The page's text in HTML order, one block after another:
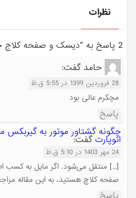
نظرات
2 پاسخ به “دیسک و صفحه کلاج چیست”
حامد گفت:
28 فروردین 1399 در 5:55 ق.ظ
مچکرم عالی بود
پاسخ
چگونه گشتاور موتور به گیربکس
اتوپارت گفت:
24 مهر 1403 در 5:10 ق.ظ
[…] منتقل می‌شود. اگر مایل به کسب
صفحه کلاچ هستید، به این مقاله